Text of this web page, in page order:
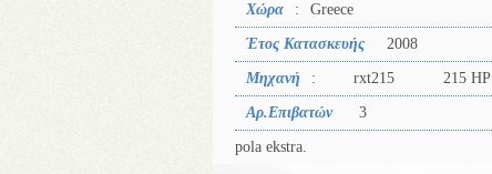
Χώρα : Greece
Έτος Κατασκευής 2008
Μηχανή : rxt215 215 HP
Αρ.Επιβατών 3
pola ekstra.